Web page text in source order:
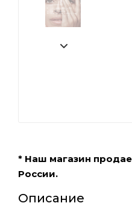
* Наш магазин
России.
Описание